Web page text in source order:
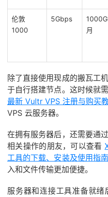
伦敦
1000
5Gbps
月
除了直接使用现成的搬瓦工
于自行搭建节点。这时候就
最新 Vultr VPS 注册与购买
VPS 云服务器。
在拥有服务器后，还需要通
相关操作的朋友，可以查看
工具的下载、安装及使用指南
入和文件传输更加便捷。
服务器和连接工具准备就